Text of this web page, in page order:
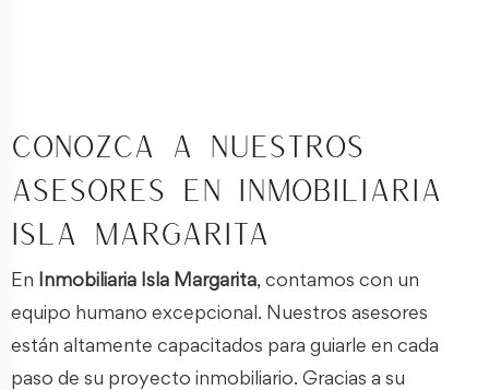
Conozca a nuestros
asesores en Inmobiliaria
Isla Margarita
En Inmobiliaria Isla Margarita, contamos con un
equipo humano excepcional. Nuestros asesores
están altamente capacitados para guiarle en cada
paso de su proyecto inmobiliario. Gracias a su